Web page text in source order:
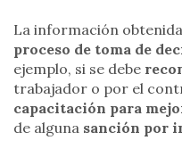
La información
proceso de toma de
ejemplo, si se debe
trabajador o por el
capacitación para
de alguna sanción por